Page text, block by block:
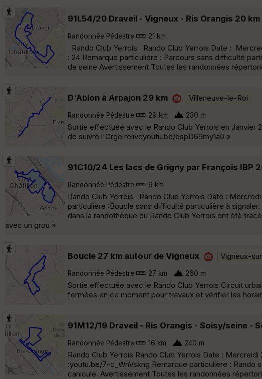
91L54/20 Draveil - Vigneux - Ris Orangis 20 km
Randonnée Pédestre 21 km
Rando Club Yerrois Rando Club Yerrois Date :
: 24 Remarque particulière : Parcours sans difficulté
de seine Avertissement Toutes les randonnées
D'Ablon à Arpajon 29 km Villeneuve-le-Roi
Randonnée Pédestre 29 km 230 m
Sortie effectuée avec le Rando Club Yerrois en Janvier
de suivre l'Orge reliveyoutu.be/ospD69my1a0 »
91C10/24 Les lacs de Grigny par François IBP
Randonnée Pédestre 9 km
Rando Club Yerrois Rando Club Yerrois Date :
particulière :Boucle sans difficulté particulière à
dans la randothèque du Rando Club Yerrois ont été
avec un grou »
Boucle 27 km autour de Vigneux Vigneux-
Randonnée Pédestre 27 km 260 m
Sortie effectuée avec le Rando Club Yerrois Circuit
fermées en ce moment pour travaux et vérifier les
91M12/19 Draveil - Ris Orangis - Soisy/seine -
Randonnée Pédestre 16 km 240 m
Rando Club Yerrois Rando Club Yerrois Date :
:youtu.be/7-c_WnVskng Remarque particulière :
canicule. Avertissement Toutes les randonnées